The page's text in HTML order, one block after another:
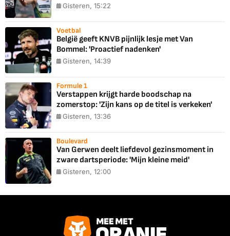
Gisteren, 15:22
Voetbal
België geeft KNVB pijnlijk lesje met Van
Bommel: 'Proactief nadenken'
Gisteren, 14:39
Formule 1
Verstappen krijgt harde boodschap na
zomerstop: 'Zijn kans op de titel is verkeken'
Gisteren, 13:36
Boulevard
Van Gerwen deelt liefdevol gezinsmoment in
zware dartsperiode: 'Mijn kleine meid'
Gisteren, 12:00